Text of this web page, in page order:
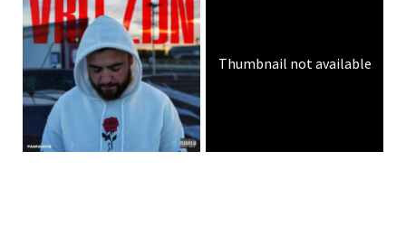
Thumbnail not available